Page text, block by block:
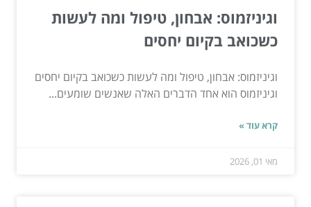
וגיניזמוס: אבחון, טיפול ומה לעשות
כשכואב בקיום יחסים
וגיניזמוס: אבחון, טיפול ומה לעשות כשכואב בקיום יחסים
וגיניזמוס הוא אחד הדברים האלה שאנשים שומעים...
קרא עוד »
מאי 01, 2026